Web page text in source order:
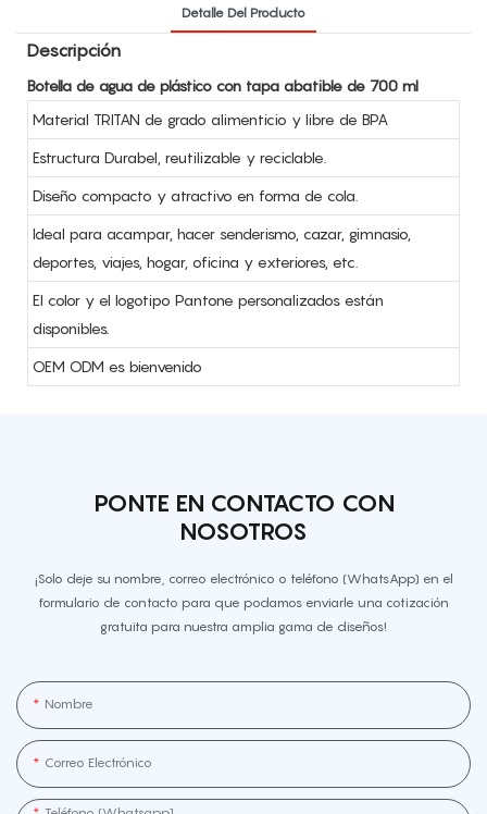
Detalle Del Producto
Descripción
Botella de agua de plástico con tapa abatible de 700 ml
Material TRITAN de grado alimenticio y libre de BPA
Estructura Durabel, reutilizable y reciclable.
Diseño compacto y atractivo en forma de cola.
Ideal para acampar, hacer senderismo, cazar, gimnasio,
deportes, viajes, hogar, oficina y exteriores, etc.
El color y el logotipo Pantone personalizados están
disponibles.
OEM ODM es bienvenido
PONTE EN CONTACTO CON
NOSOTROS
¡Solo deje su nombre, correo electrónico o teléfono (WhatsApp) en el
formulario de contacto para que podamos enviarle una cotización
gratuita para nuestra amplia gama de diseños!
Nombre
Correo Electrónico